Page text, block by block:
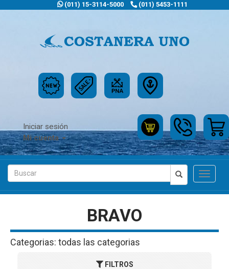
(011) 15-3114-5000 (011) 5453-1111
Iniciar sesión
Mi cuenta
Toggle
BRAVO
Categorias: todas las categorias
FILTROS